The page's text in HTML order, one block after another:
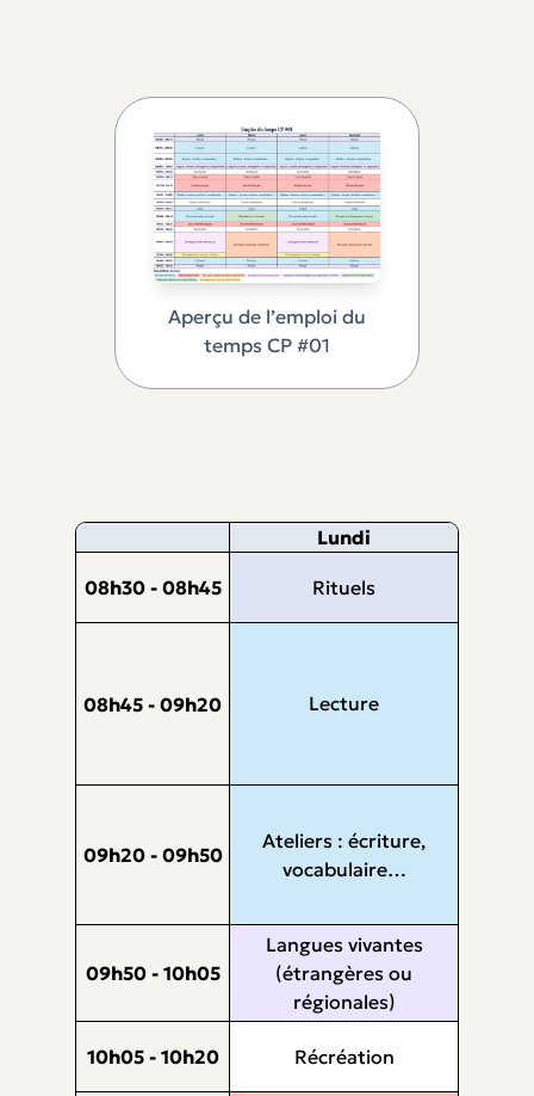
Aperçu de l’emploi du
temps CP #01
Lundi
08h30 - 08h45 Rituels
08h45 - 09h20 Lecture
09h20 - 09h50
Ateliers : écriture,
vocabulaire…
09h50 - 10h05
Langues vivantes
(étrangères ou
régionales)
10h05 - 10h20 Récréation